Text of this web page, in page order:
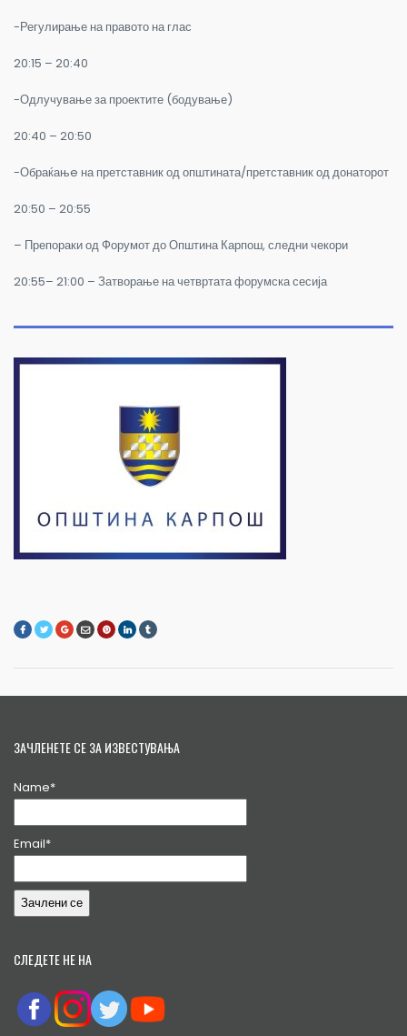
-Регулирање на правото на глас
20:15 – 20:40
-Одлучување за проектите (бодување)
20:40 – 20:50
-Обраќањe на претставник од општината/претставник од донаторот
20:50 – 20:55
– Препораки од Форумот до Општина Карпош, следни чекори
20:55– 21:00 – Затворање на четвртата форумска сесија
ЗАЧЛЕНЕТЕ СЕ ЗА ИЗВЕСТУВАЊА
Name*
Email*
СЛЕДЕТЕ НЕ НА